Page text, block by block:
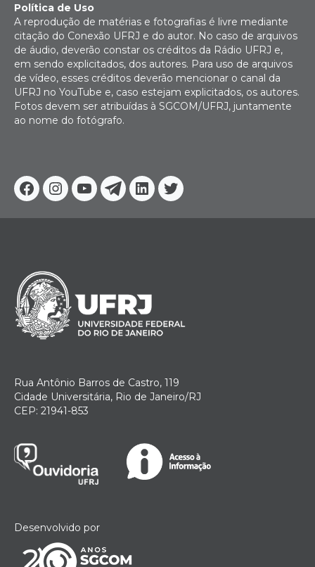
Facebook
Instagram
YoutubeTelegram
Linkedin
Twitter
Política de Uso
A reprodução de matérias e fotografias é livre mediante
citação do Conexão UFRJ e do autor. No caso de arquivos
de áudio, deverão constar os créditos da Rádio UFRJ e,
em sendo explicitados, dos autores. Para uso de arquivos
de vídeo, esses créditos deverão mencionar o canal da
UFRJ no YouTube e, caso estejam explicitados, os autores.
Fotos devem ser atribuídas à SGCOM/UFRJ, juntamente
ao nome do fotógrafo.
Rua Antônio Barros de Castro, 119
Cidade Universitária, Rio de Janeiro/RJ
CEP: 21941-853
Desenvolvido por